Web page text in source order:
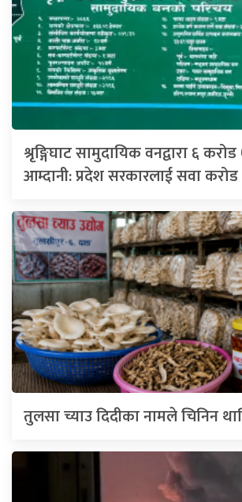
श्रृङ्गिघाट सामुदायिक वनद्वारा ६
आम्दानी: प्रदेश सरकारलाई सवा
तुलसा च्याउ दिदीका नामले चिनिन